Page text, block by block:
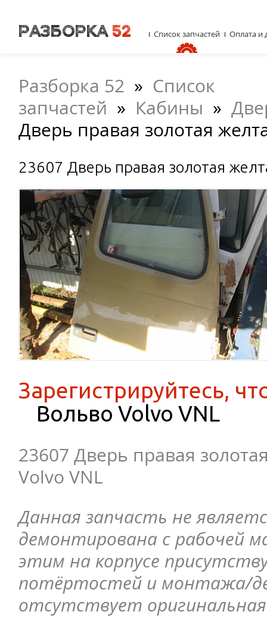
Разборка 52 » Список
запчастей » Кабины »
Дверь правая золотая
23607 Дверь правая золотая
Зарегистрируйтесь,
Вольво Volvo VNL
23607 Дверь правая
Volvo VNL
Данная запчасть не
демонтирована с рабочей
этим на корпусе
потёртостей и монтажа/
отсутствует оригинальная
Список запчастей Оплата и